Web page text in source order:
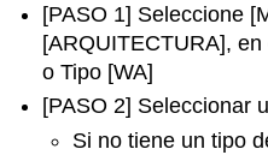
[PASO 1] Seleccione
[ARQUITECTURA],
o Tipo [WA]
[PASO 2] Seleccionar
Si no tiene un tipo